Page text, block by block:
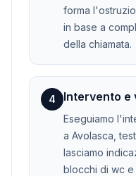
forma
in base a
della chiamata.
4 Intervento e
Eseguiamo
a Avolasca,
lasciamo
blocchi di wc e